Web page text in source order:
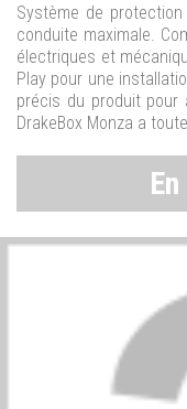
Système de
conduite maximale.
électriques et
Play pour une
précis du produit pour
DrakeBox Monza a